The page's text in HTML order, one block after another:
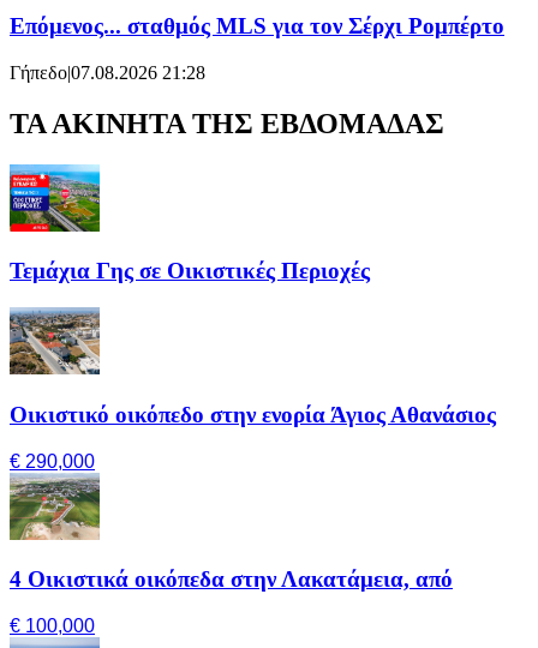
Επόμενος... σταθμός MLS για τον Σέρχι Ρομπέρτο
Γήπεδο|07.08.2026 21:28
ΤΑ ΑΚΙΝΗΤΑ ΤΗΣ ΕΒΔΟΜΑΔΑΣ
Τεμάχια Γης σε Οικιστικές Περιοχές
Οικιστικό οικόπεδο στην ενορία Άγιος Αθανάσιος
€ 290,000
4 Οικιστικά οικόπεδα στην Λακατάμεια, από
€ 100,000